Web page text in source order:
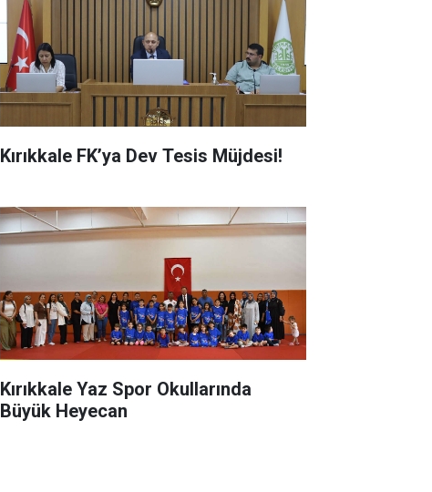
Kırıkkale FK’ya Dev Tesis Müjdesi!
Kırıkkale Yaz Spor Okullarında
Büyük Heyecan